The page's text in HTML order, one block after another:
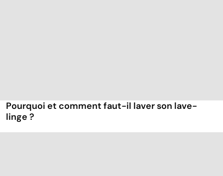
Pourquoi et comment faut-il laver son lave-
linge ?